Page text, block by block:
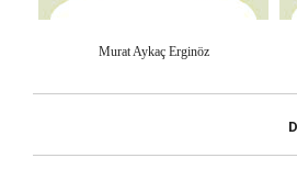
Murat Aykaç Erginöz